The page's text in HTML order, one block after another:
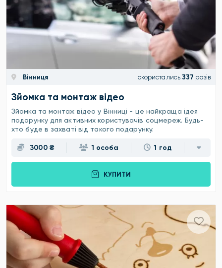
Вінниця скористались 337 разів
Зйомка та монтаж відео
Зйомка та монтаж відео у Вінниці - це найкраща ідея
подарунку для активних користувачів соцмереж. Будь-
хто буде в захваті від такого подарунку.
3000 ₴ 1 особа 1 год
КУПИТИ